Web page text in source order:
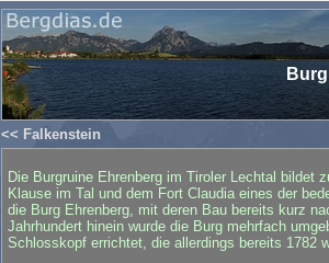
<< Falkenstein
Die Burgruine Ehrenberg im Tiroler Lechtal bildet
Klause im Tal und dem Fort Claudia eines der
die Burg Ehrenberg, mit deren Bau bereits kurz
Jahrhundert hinein wurde die Burg mehrfach
Schlosskopf errichtet, die allerdings bereits 1782